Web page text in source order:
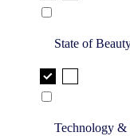
State of
Technology &